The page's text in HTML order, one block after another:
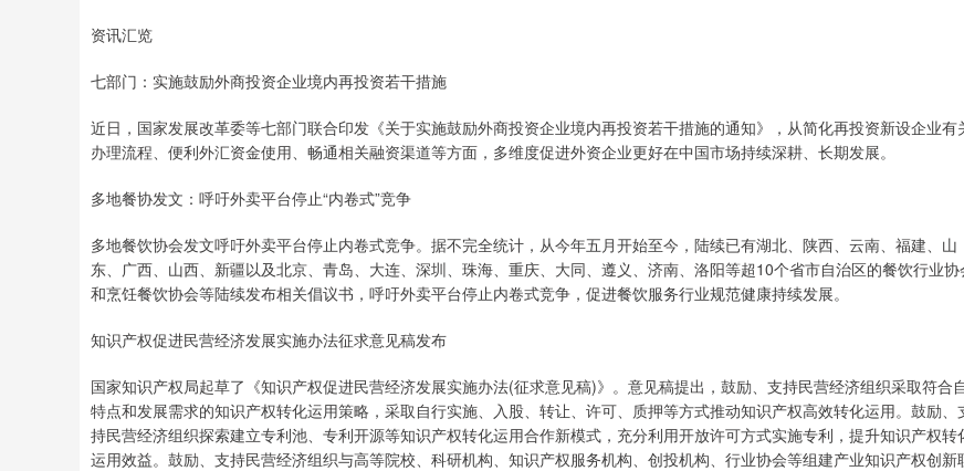
资讯汇览
七部门：实施鼓励外商投资企业境内再投资若干措施
近日，国家发展改革委等七部门联合印发《关于实施鼓励外商投资企业境内再投资若干措施的通知》，从简化再投资新设企业有
办理流程、便利外汇资金使用、畅通相关融资渠道等方面，多维度促进外资企业更好在中国市场持续深耕、长期发展。
多地餐协发文：呼吁外卖平台停止“内卷式”竞争
多地餐饮协会发文呼吁外卖平台停止内卷式竞争。据不完全统计，从今年五月开始至今，陆续已有湖北、陕西、云南、福建、山
东、广西、山西、新疆以及北京、青岛、大连、深圳、珠海、重庆、大同、遵义、济南、洛阳等超10个省市自治区的餐饮行业协
和烹饪餐饮协会等陆续发布相关倡议书，呼吁外卖平台停止内卷式竞争，促进餐饮服务行业规范健康持续发展。
知识产权促进民营经济发展实施办法征求意见稿发布
国家知识产权局起草了《知识产权促进民营经济发展实施办法(征求意见稿)》。意见稿提出，鼓励、支持民营经济组织采取符合
特点和发展需求的知识产权转化运用策略，采取自行实施、入股、转让、许可、质押等方式推动知识产权高效转化运用。鼓励、
持民营经济组织探索建立专利池、专利开源等知识产权转化运用合作新模式，充分利用开放许可方式实施专利，提升知识产权转
运用效益。鼓励、支持民营经济组织与高等院校、科研机构、知识产权服务机构、创投机构、行业协会等组建产业知识产权创新